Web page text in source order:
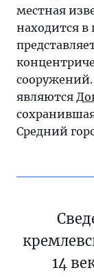
местная
находится в
являются
Средний
14